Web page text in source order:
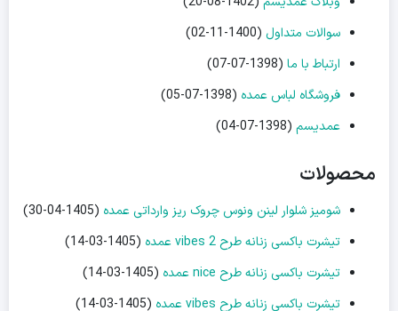
سوالات متداول (1400-11-02)
ارتباط با ما (1398-07-07)
فروشگاه لباس عمده (1398-07-05)
عمدیسم (1398-07-04)
محصولات
شومیز شلوار لینن ونوس چروک ریز وارداتی عمده (1405-04-30)
تیشرت باکسی زنانه طرح vibes 2 عمده
(1405-03-14)
تیشرت باکسی زنانه طرح nice عمده
(1405-03-14)
تیشرت باکسی زنانه طرح vibes عمده
(1405-03-14)